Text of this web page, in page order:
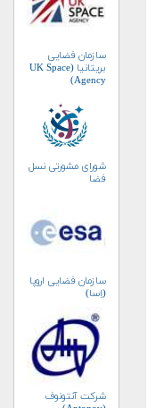
سازمان فضایی
بریتانیا (UK Space
Agency)
شورای مشورتی نسل
فضا
سازمان فضایی اروپا
(اِسا)
شرکت آنتونوف